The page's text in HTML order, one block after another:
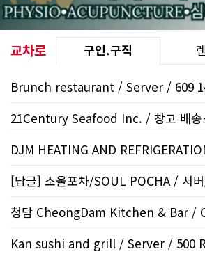
교차로 구인.구직
Brunch restaurant / Server / 609
DJM HEATING AND
Kan sushi and grill / Server / 500